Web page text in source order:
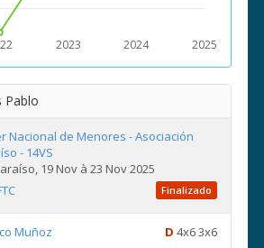
2023 2024 2025
Pablo
Nacional de Menores - Asociación
- 14VS
19 Nov à 23 Nov 2025
Finalizado
Muñoz D 4x6 3x6